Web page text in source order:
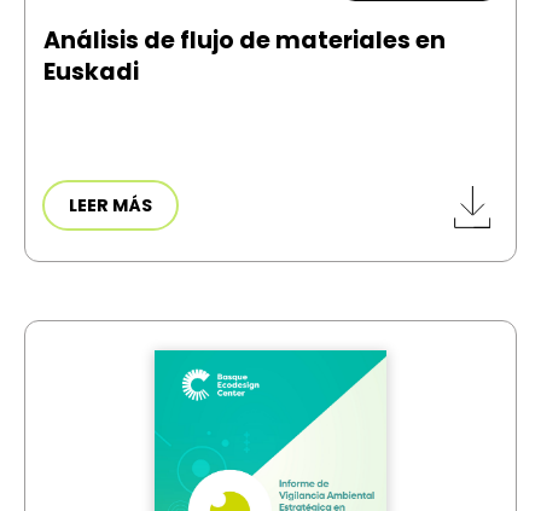
Análisis de flujo de materiales en
Euskadi
LEER MÁS